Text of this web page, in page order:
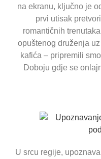
na ekranu, ključno je
prvi utisak
romantičnih
opuštenog druženja
kafića – pripremili
Doboju gdje se
U srcu regije,